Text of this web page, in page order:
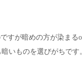
すが暗めの方が染まる
いものを選びがちです